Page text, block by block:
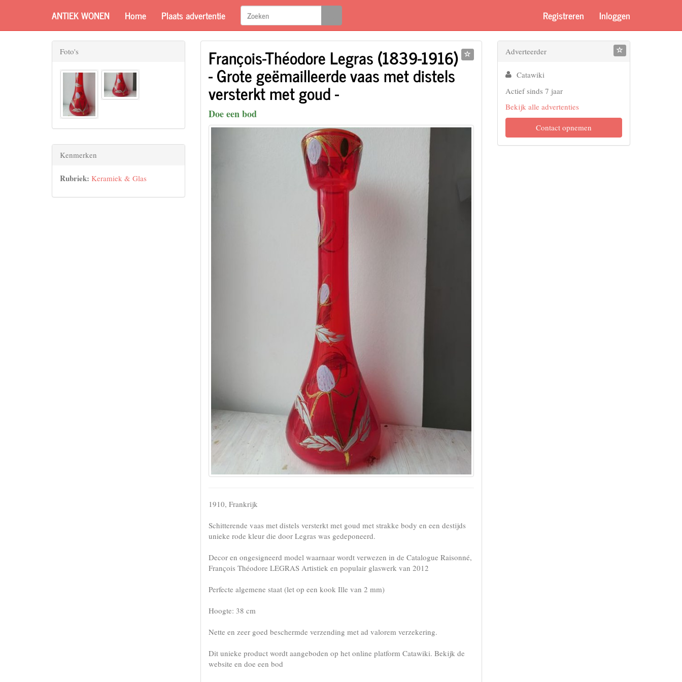
ANTIEK WONEN Home Plaats advertentie Registreren Inloggen
François-Théodore Legras (1839-1916)
- Grote geëmailleerde vaas met distels
versterkt met goud -
Doe een bod
1910, Frankrijk
Schitterende vaas met distels versterkt met goud met strakke body en een destijds
unieke rode kleur die door Legras was gedeponeerd.
Decor en ongesigneerd model waarnaar wordt verwezen in de Catalogue Raisonné,
François Théodore LEGRAS Artistiek en populair glaswerk van 2012
Perfecte algemene staat (let op een kook Ille van 2 mm)
Hoogte: 38 cm
Nette en zeer goed beschermde verzending met ad valorem verzekering.
Dit unieke product wordt aangeboden op het online platform Catawiki. Bekijk de
website en doe een bod
Foto's
Kenmerken
Rubriek: Keramiek & Glas
Adverteerder
Catawiki
Actief sinds 7 jaar
Bekijk alle advertenties
Contact opnemen